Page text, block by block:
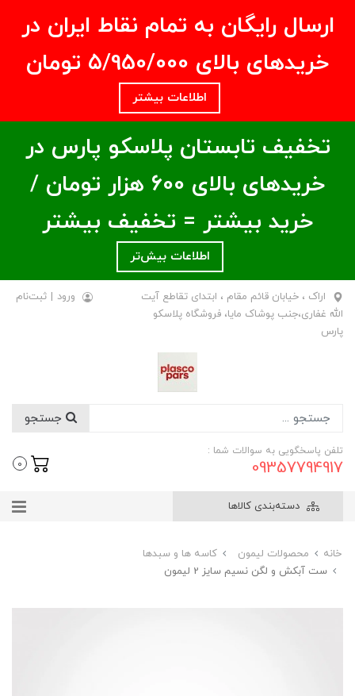
ارسال رایگان به تمام نقاط ایران در
خریدهای بالای ۵/950/000 تومان
اطلاعات بیشتر
تخفیف تابستان پلاسکو پارس در
خریدهای بالای ۶00 هزار تومان /
خرید بیشتر = تخفیف بیشتر
اطلاعات بیش‌تر
اراک ، خیابان قائم مقام ، ابتدای تقاطع آیت
الله غفاری،جنب پوشاک مایا، فروشگاه پلاسکو
پارس
ورود | ثبت‌نام
تلفن پاسخگویی به سوالات شما :
09357794917
0
دسته‌بندی کالاها
خانه محصولات لیمون
کاسه ها و سبدها
ست آبکش و لگن نسیم سایز 2 لیمون